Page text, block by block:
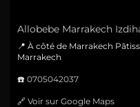
Allobebe Marrakech
📍 À côté de Marrakech
Marrakech
☎️ 0705042037
🔗 Voir sur Google Maps